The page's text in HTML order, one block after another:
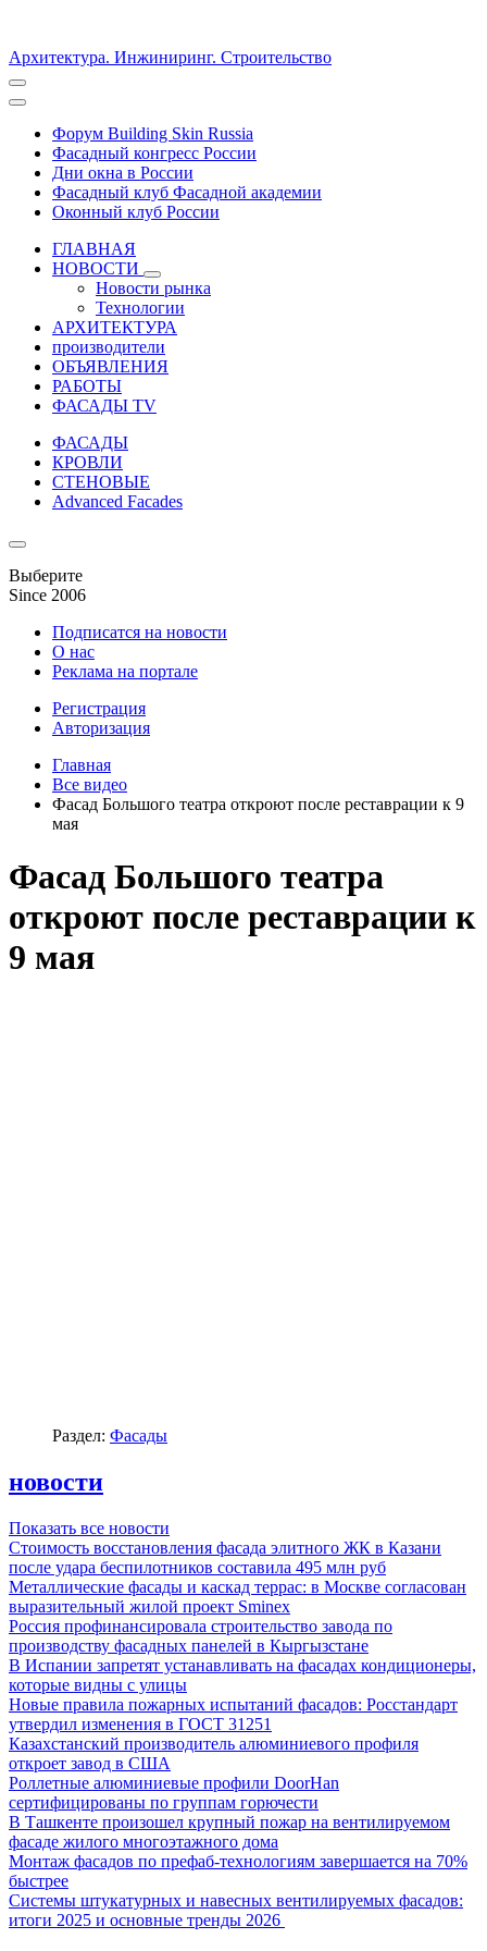
Архитектура. Инжиниринг. Строительство
Форум Building Skin Russia
Фасадный конгресс России
Дни окна в России
Фасадный клуб Фасадной академии
Оконный клуб России
ГЛАВНАЯ
НОВОСТИ
Новости рынка
Технологии
АРХИТЕКТУРА
производители
ОБЪЯВЛЕНИЯ
РАБОТЫ
ФАСАДЫ TV
ФАСАДЫ
КРОВЛИ
СТЕНОВЫЕ
Advanced Facades
Выберите
Since 2006
Подписатся на новости
О нас
Реклама на портале
Регистрация
Авторизация
Главная
Все видео
Фасад Большого театра откроют после реставрации к 9
мая
Фасад Большого театра
откроют после реставрации к
9 мая
Раздел: Фасады
новости
Показать все новости
Стоимость восстановления фасада элитного ЖК в Казани
после удара беспилотников составила 495 млн руб
Металлические фасады и каскад террас: в Москве согласован
выразительный жилой проект Sminex
Россия профинансировала строительство завода по
производству фасадных панелей в Кыргызстане
В Испании запретят устанавливать на фасадах кондиционеры,
которые видны с улицы
Новые правила пожарных испытаний фасадов: Росстандарт
утвердил изменения в ГОСТ 31251
Казахстанский производитель алюминиевого профиля
откроет завод в США
Роллетные алюминиевые профили DoorHan
сертифицированы по группам горючести
В Ташкенте произошел крупный пожар на вентилируемом
фасаде жилого многоэтажного дома
Монтаж фасадов по префаб-технологиям завершается на 70%
быстрее
Системы штукатурных и навесных вентилируемых фасадов:
итоги 2025 и основные тренды 2026